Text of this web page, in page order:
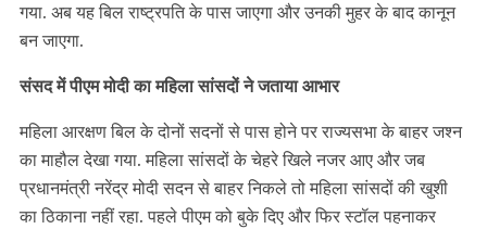
गया. अब यह बिल राष्ट्रपति के पास जाएगा और उनकी मुहर के बाद कानून
बन जाएगा.
संसद में पीएम मोदी का महिला सांसदों ने जताया आभार
महिला आरक्षण बिल के दोनों सदनों से पास होने पर राज्यसभा के बाहर जश्न
का माहौल देखा गया. महिला सांसदों के चेहरे खिले नजर आए और जब
प्रधानमंत्री नरेंद्र मोदी सदन से बाहर निकले तो महिला सांसदों की खुशी
का ठिकाना नहीं रहा. पहले पीएम को बुके दिए और फिर स्टॉल पहनाकर